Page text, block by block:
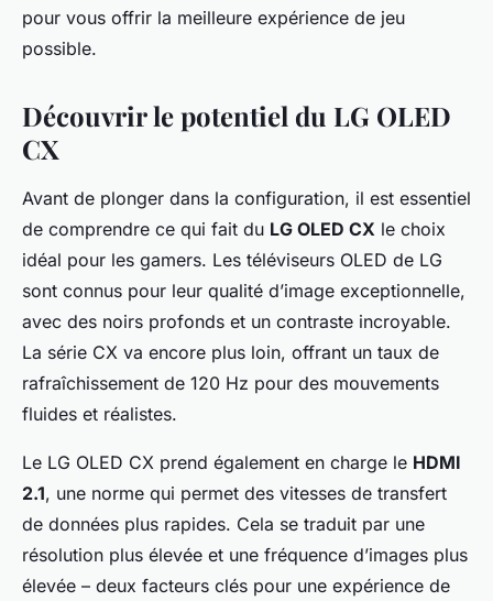
pour vous offrir la meilleure expérience de jeu
possible.
Découvrir le potentiel du LG OLED
CX
Avant de plonger dans la configuration, il est essentiel
de comprendre ce qui fait du LG OLED CX le choix
idéal pour les gamers. Les téléviseurs OLED de LG
sont connus pour leur qualité d’image exceptionnelle,
avec des noirs profonds et un contraste incroyable.
La série CX va encore plus loin, offrant un taux de
rafraîchissement de 120 Hz pour des mouvements
fluides et réalistes.
Le LG OLED CX prend également en charge le HDMI
2.1, une norme qui permet des vitesses de transfert
de données plus rapides. Cela se traduit par une
résolution plus élevée et une fréquence d’images plus
élevée – deux facteurs clés pour une expérience de